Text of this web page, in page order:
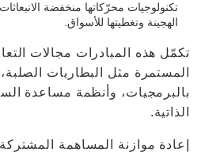
تكنولوجيات محرّكاتها منخفضة
الهجينة وتغطيتها للأسواق.
تكمّل هذه المبادرات مجالات
المستمرة مثل البطاريات
بالبرمجيات، وأنظمة مساعدة
الذاتية.
إعادة موازنة المساهمة